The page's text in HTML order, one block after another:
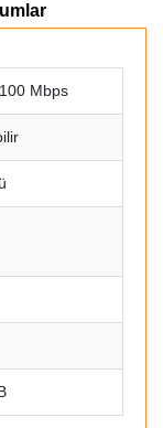
Mbps